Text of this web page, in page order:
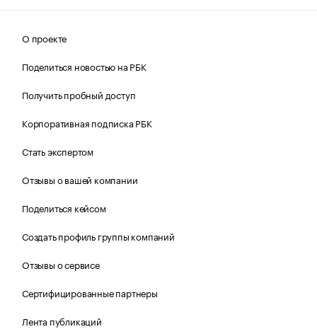
О проекте
Поделиться новостью на РБК
Получить пробный доступ
Корпоративная подписка РБК
Стать экспертом
Отзывы о вашей компании
Поделиться кейсом
Создать профиль группы компаний
Отзывы о сервисе
Сертифицированные партнеры
Лента публикаций